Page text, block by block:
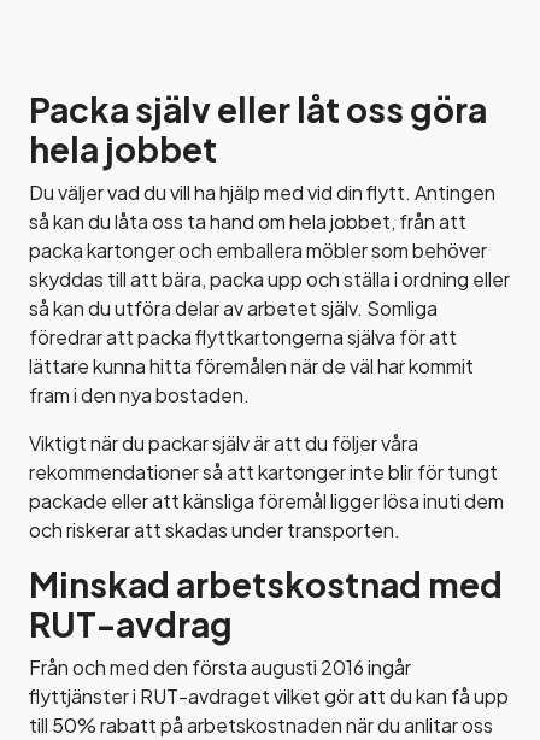
Packa själv eller låt oss göra
hela jobbet
Du väljer vad du vill ha hjälp med vid din flytt. Antingen
så kan du låta oss ta hand om hela jobbet, från att
packa kartonger och emballera möbler som behöver
skyddas till att bära, packa upp och ställa i ordning eller
så kan du utföra delar av arbetet själv. Somliga
föredrar att packa flyttkartongerna själva för att
lättare kunna hitta föremålen när de väl har kommit
fram i den nya bostaden.
Viktigt när du packar själv är att du följer våra
rekommendationer så att kartonger inte blir för tungt
packade eller att känsliga föremål ligger lösa inuti dem
och riskerar att skadas under transporten.
Minskad arbetskostnad med
RUT-avdrag
Från och med den första augusti 2016 ingår
flyttjänster i RUT-avdraget vilket gör att du kan få upp
till 50% rabatt på arbetskostnaden när du anlitar oss